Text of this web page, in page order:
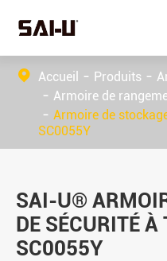
Accueil Produits
Armoire de
Armoire de
SC0055Y
SAI-U®
DE SÉCURITÉ
SC0055Y